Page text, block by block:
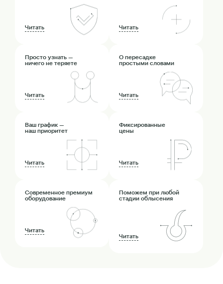
Читать Читать
Просто узнать —
ничего не теряете
Читать
О пересадке
простыми словами
Читать
Ваш график —
наш приоритет
Читать
Фиксированные
цены
Читать
Современное премиум
оборудование
Читать
Поможем при любой
стадии облысения
Читать